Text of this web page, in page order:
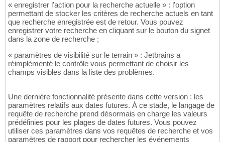
« enregistrer l'action pour la recherche actuelle » : l'option
permettant de stocker les critères de recherche actuels en tant
que recherche enregistrée est de retour. Vous pouvez
enregistrer votre recherche en cliquant sur le bouton du signet
dans la zone de recherche ;
« paramètres de visibilité sur le terrain » : Jetbrains a
réimplémenté le contrôle vous permettant de choisir les
champs visibles dans la liste des problèmes.
Une dernière fonctionnalité présente dans cette version : les
paramètres relatifs aux dates futures. À ce stade, le langage de
requête de recherche prend désormais en charge les valeurs
prédéfinies pour les plages de dates futures. Vous pouvez
utiliser ces paramètres dans vos requêtes de recherche et vos
paramètres de rapport pour rechercher les événements